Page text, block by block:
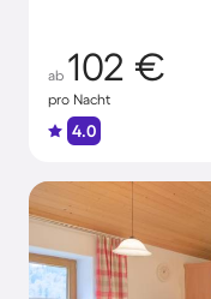
ab 102 €
pro Nacht
4.0